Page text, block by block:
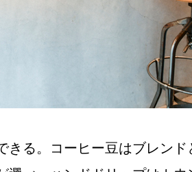
る。コーヒー豆はブレン